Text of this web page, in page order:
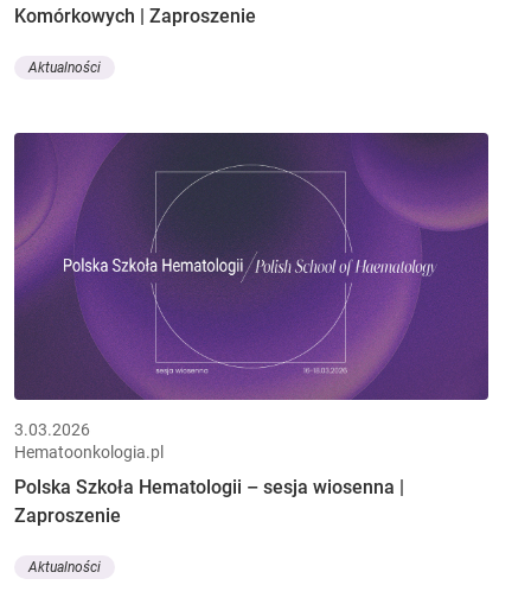
Komórkowych | Zaproszenie
Aktualności
3.03.2026
Hematoonkologia.pl
Polska Szkoła Hematologii – sesja wiosenna |
Zaproszenie
Aktualności